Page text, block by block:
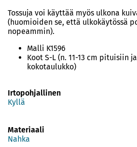
Tossuja voi käyttää myös ulkona
(huomioiden se, että ulkokäytössä
nopeammin).
Malli K1596
Koot S-L (n. 11-13 cm pituisiin
kokotaulukko)
Irtopohjallinen
Kyllä
Materiaali
Nahka